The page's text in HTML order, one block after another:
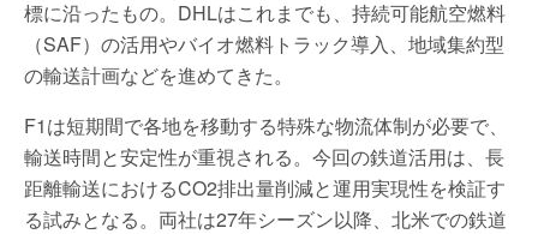
標に沿ったもの。DHLはこれまでも、持続可能航空燃料
（SAF）の活用やバイオ燃料トラック導入、地域集約型
の輸送計画などを進めてきた。
F1は短期間で各地を移動する特殊な物流体制が必要で、
輸送時間と安定性が重視される。今回の鉄道活用は、長
距離輸送におけるCO2排出量削減と運用実現性を検証す
る試みとなる。両社は27年シーズン以降、北米での鉄道